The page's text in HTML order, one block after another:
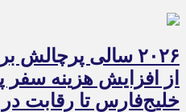
۲۰۲۶ سالی
از افزایش هزینه
خلیج‌فارس تا رقابت